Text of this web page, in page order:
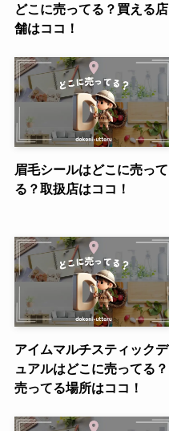
どこに売ってる？買える店
舗はココ！
眉毛シールはどこに売って
る？取扱店はココ！
アイムマルチスティックデ
ュアルはどこに売ってる？
売ってる場所はココ！